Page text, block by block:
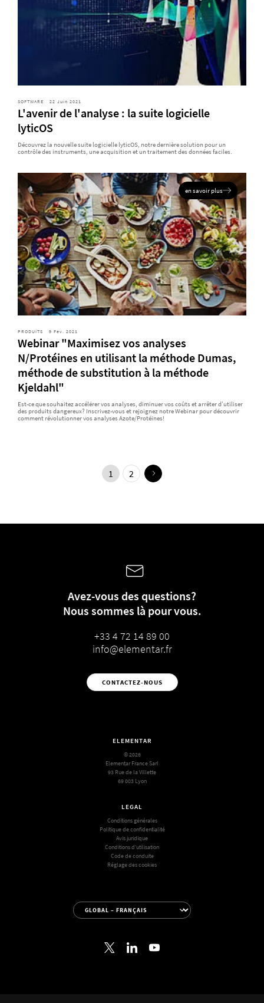
SOFTWARE 22 Juin 2021
L'avenir de l'analyse : la suite logicielle
lyticOS
Découvrez la nouvelle suite logicielle lyticOS, notre dernière solution pour un
contrôle des instruments, une acquisition et un traitement des données faciles.
en savoir plus
PRODUITS 9 Fev. 2021
Webinar "Maximisez vos analyses
N/Protéines en utilisant la méthode Dumas,
méthode de substitution à la méthode
Kjeldahl"
Est-ce que souhaitez accélérer vos analyses, diminuer vos coûts et arrêter d’utiliser
des produits dangereux? Inscrivez-vous et rejoignez notre Webinar pour découvrir
comment révolutionner vos analyses Azote/Protéines!
1 2
Avez-vous des questions?
Nous sommes là pour vous.
+33 4 72 14 89 00
info@elementar.fr
CONTACTEZ-NOUS
ELEMENTAR
© 2026
Elementar France Sarl
93 Rue de la Villette
69 003 Lyon
LEGAL
Conditions générales
Politique de confidentialité
Avis juridique
Conditions d’utilisation
Code de conduite
Réglage des cookies